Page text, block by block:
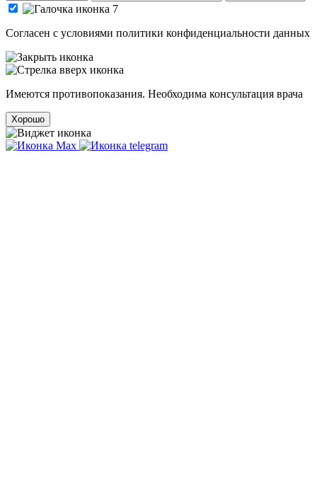
Cогласен с условиями политики конфиденциальности данных
Имеются противопоказания. Необходима консультация врача
Хорошо